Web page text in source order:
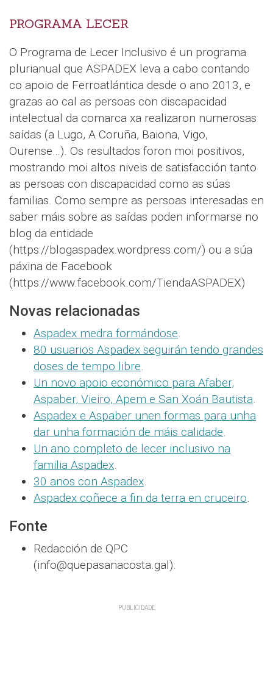
PROGRAMA LECER
O Programa de Lecer Inclusivo é un programa
plurianual que ASPADEX leva a cabo contando
co apoio de Ferroatlántica desde o ano 2013, e
grazas ao cal as persoas con discapacidad
intelectual da comarca xa realizaron numerosas
saídas (a Lugo, A Coruña, Baiona, Vigo,
Ourense…). Os resultados foron moi positivos,
mostrando moi altos niveis de satisfacción tanto
as persoas con discapacidad como as súas
familias. Como sempre as persoas interesadas en
saber máis sobre as saídas poden informarse no
blog da entidade
(https://blogaspadex.wordpress.com/) ou a súa
páxina de Facebook
(https://www.facebook.com/TiendaASPADEX)
Novas relacionadas
Aspadex medra formándose
80 usuarios Aspadex seguirán tendo grandes
doses de tempo libre
Un novo apoio económico para Afaber,
Aspaber, Vieiro, Apem e San Xoán Bautista
Aspadex e Aspaber unen formas para unha
dar unha formación de máis calidade
Un ano completo de lecer inclusivo na
familia Aspadex
30 anos con Aspadex
Aspadex coñece a fin da terra en cruceiro
Fonte
Redacción de QPC
(info@quepasanacosta.gal).